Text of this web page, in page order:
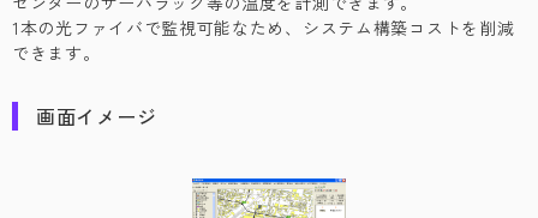
1本の光ファイバで監視可能なため、システム構築コストを削減
できます。
画面イメージ